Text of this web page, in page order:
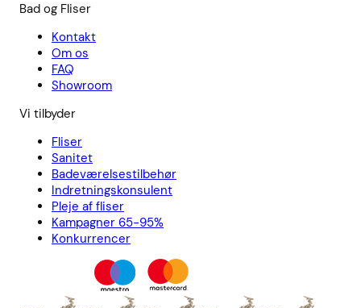
Bad og Fliser
Kontakt
Om os
FAQ
Showroom
Vi tilbyder
Fliser
Sanitet
Badeværelsestilbehør
Indretningskonsulent
Pleje af fliser
Kampagner 65-95%
Konkurrencer